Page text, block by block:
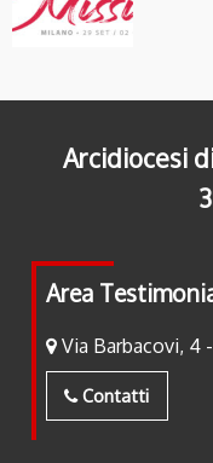
Arcidiocesi
Area
Via Barbacovi, 4
Contatti